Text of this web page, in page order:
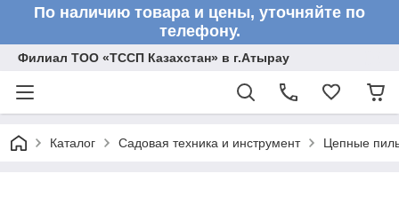
По наличию товара и цены, уточняйте по
телефону.
Филиал ТОО «ТССП Казахстан» в г.Атырау
Каталог Садовая техника и инструмент Цепные